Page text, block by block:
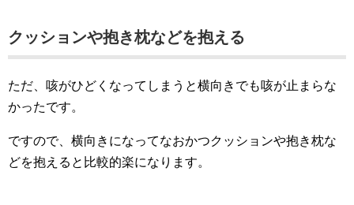
クッションや抱き枕などを抱える
ただ、咳がひどくなってしまうと横向きでも咳が止まらな
かったです。
ですので、横向きになってなおかつクッションや抱き枕な
どを抱えると比較的楽になります。